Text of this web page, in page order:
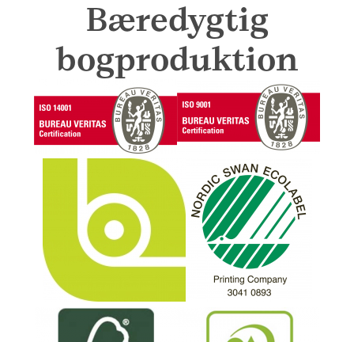
Bæredygtig
bogproduktion